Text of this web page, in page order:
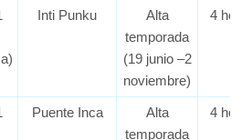
Inti Punku
Alta
temporada
(19 junio –2
noviembre)
4
Puente Inca
Alta
temporada
4